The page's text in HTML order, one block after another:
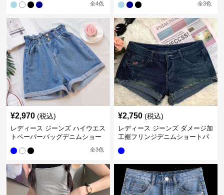
全4色 全3色
¥2,970 (税込)
レディース ジーンズ ハイウエス
トペーパーバッグデニムショー
全3色
¥2,750 (税込)
レディース ジーンズ ダメージ加
工裾フリンジデニムショートパ